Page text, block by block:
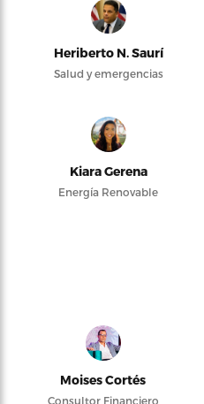
Heriberto N. Saurí
Salud y emergencias
Kiara Gerena
Energía Renovable
Moises Cortés
Consultor Financiero